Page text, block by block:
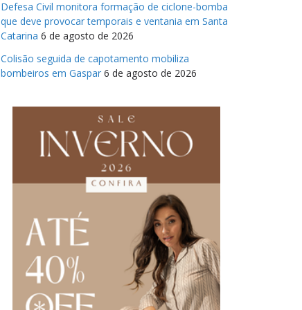
Defesa Civil monitora formação de ciclone-bomba
que deve provocar temporais e ventania em Santa
Catarina 6 de agosto de 2026
Colisão seguida de capotamento mobiliza
bombeiros em Gaspar 6 de agosto de 2026